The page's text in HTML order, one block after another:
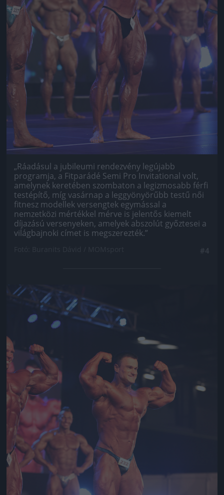
„Ráadásul a jubileumi rendezvény legújabb
programja, a Fitparádé Semi Pro Invitational volt,
amelynek keretében szombaton a legizmosabb férfi
testépítő, míg vasárnap a leggyönyörűbb testű női
fitnesz modellek versengtek egymással a
nemzetközi mértékkel mérve is jelentős kiemelt
díjazású versenyeken, amelyek abszolút győztesei a
világbajnoki címet is megszerezték.”
Jön még kép!